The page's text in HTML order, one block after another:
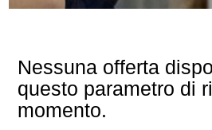
Nessuna offerta
questo parametro di
momento.